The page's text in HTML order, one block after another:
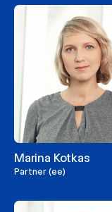
Marina Kotkas
Partner (ee)